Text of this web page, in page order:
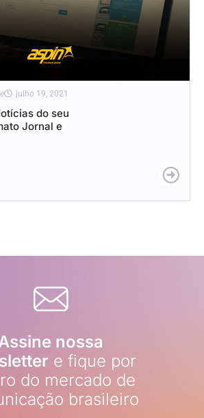
julho 19, 2021
do seu
Jornal e
nossa
e fique por
do mercado de
brasileiro